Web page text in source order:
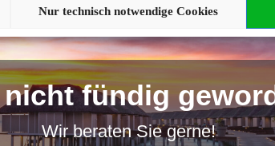
Nur technisch notwendige Cookies
fündig
Wir beraten Sie gerne!